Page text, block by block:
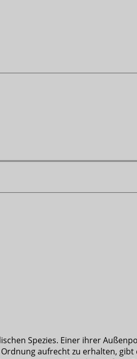
Spezies. Einer ihrer
aufrecht zu erhalten, gibt